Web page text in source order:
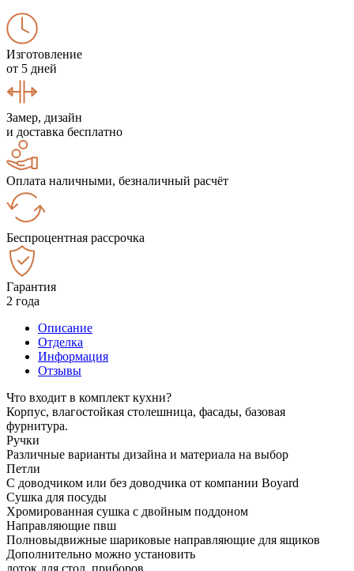
Изготовление
от 5 дней
Замер, дизайн
и доставка бесплатно
Оплата наличными, безналичный расчёт
Беспроцентная рассрочка
Гарантия
2 года
Описание
Отделка
Информация
Отзывы
Что входит в комплект кухни?
Корпус, влагостойкая столешница, фасады, базовая
фурнитура.
Ручки
Различные варианты дизайна и материала на выбор
Петли
С доводчиком или без доводчика от компании Boyard
Сушка для посуды
Хромированная сушка с двойным поддоном
Направляющие пвш
Полновыдвижные шариковые направляющие для ящиков
Дополнительно можно установить
лоток для стол. приборов